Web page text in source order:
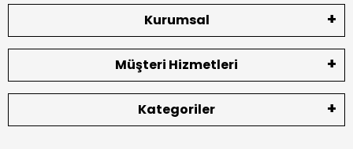
Kurumsal
Müşteri Hizmetleri
Kategoriler